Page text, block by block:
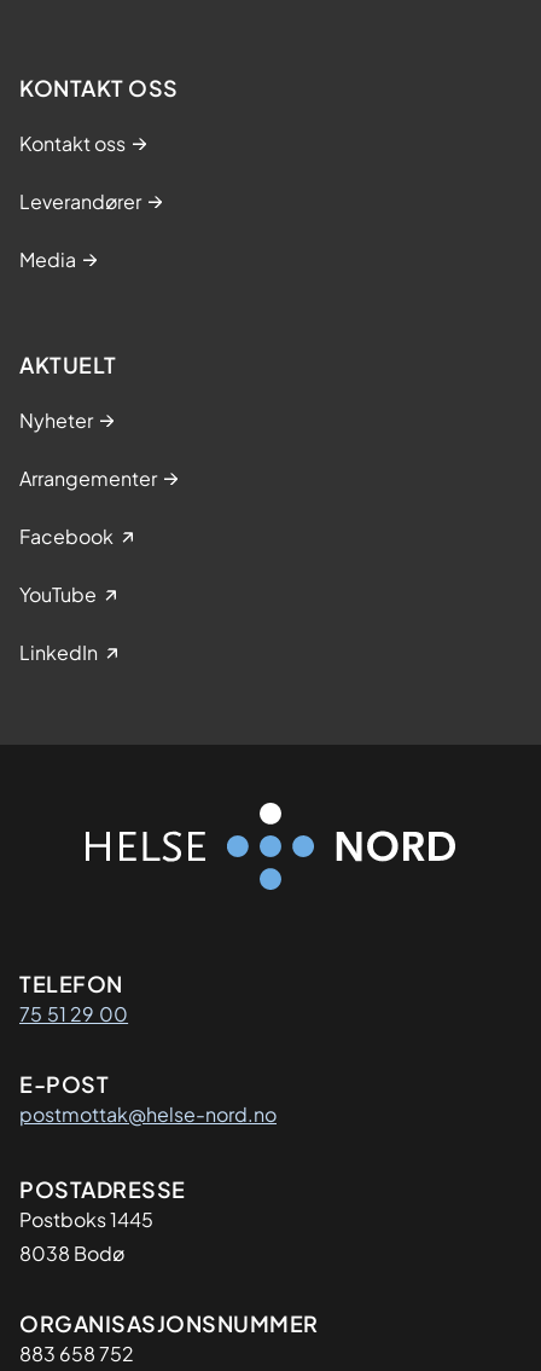
KONTAKT OSS
Kontakt oss
Leverandører
Media
AKTUELT
Nyheter
Arrangementer
Facebook
YouTube
LinkedIn
Kontaktinformasjon
TELEFON
75 51 29 00
E-POST
postmottak@helse-nord.no
Adresse
POSTADRESSE
Postboks 1445
8038 Bodø
Organisasjon
ORGANISASJONSNUMMER
883 658 752